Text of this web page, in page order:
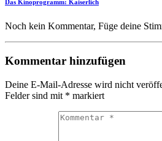
Das Kinoprogramm: Kaiserlich
Noch kein Kommentar, Füge deine
Kommentar hinzufügen
Deine E-Mail-Adresse wird nicht
Felder sind mit * markiert